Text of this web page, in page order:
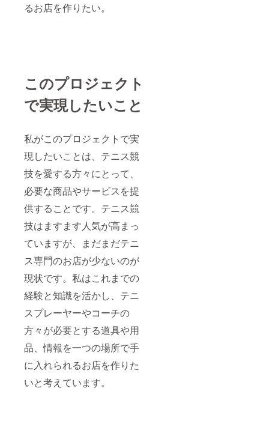
るお店を作りたい。
このプロジェクト
で実現したいこと
私がこのプロジェクトで実
現したいことは、テニス競
技を愛する方々にとって、
必要な商品やサービスを提
供することです。テニス競
技はますます人気が高まっ
ていますが、まだまだテニ
ス専門のお店が少ないのが
現状です。私はこれまでの
経験と知識を活かし、テニ
スプレーヤーやコーチの
方々が必要とする道具や用
品、情報を一つの場所で手
に入れられるお店を作りた
いと考えています。